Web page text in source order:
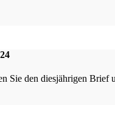
Sie den diesjährigen